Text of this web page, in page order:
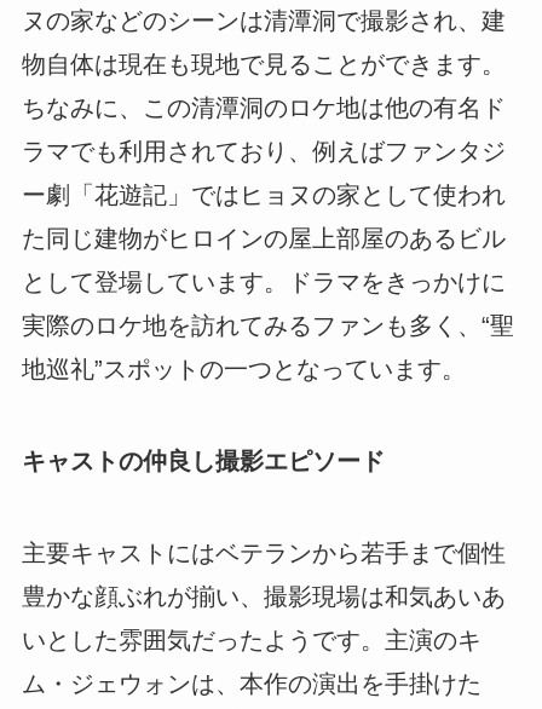
ヌの家などのシーンは清潭洞で撮影され、建
物自体は現在も現地で見ることができます。
ちなみに、この清潭洞のロケ地は他の有名ド
ラマでも利用されており、例えばファンタジ
ー劇「花遊記」ではヒョヌの家として使われ
た同じ建物がヒロインの屋上部屋のあるビル
として登場しています。ドラマをきっかけに
実際のロケ地を訪れてみるファンも多く、“聖
地巡礼”スポットの一つとなっています。
キャストの仲良し撮影エピソード
主要キャストにはベテランから若手まで個性
豊かな顔ぶれが揃い、撮影現場は和気あいあ
いとした雰囲気だったようです。主演のキ
ム・ジェウォンは、本作の演出を手掛けた